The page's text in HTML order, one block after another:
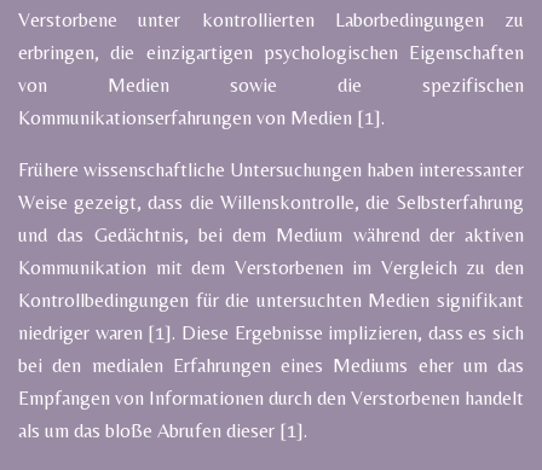
Verstorbene unter kontrollierten Laborbedingungen zu
erbringen, die einzigartigen psychologischen Eigenschaften
von Medien sowie die spezifischen
Kommunikationserfahrungen von Medien [1].
Frühere wissenschaftliche Untersuchungen haben interessanter
Weise gezeigt, dass die Willenskontrolle, die Selbsterfahrung
und das Gedächtnis, bei dem Medium während der aktiven
Kommunikation mit dem Verstorbenen im Vergleich zu den
Kontrollbedingungen für die untersuchten Medien signifikant
niedriger waren [1]. Diese Ergebnisse implizieren, dass es sich
bei den medialen Erfahrungen eines Mediums eher um das
Empfangen von Informationen durch den Verstorbenen handelt
als um das bloße Abrufen dieser [1].